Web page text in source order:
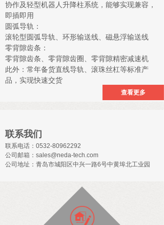
协作及轻型机器人升降柱系统，能够实现兼容，
即插即用
圆弧导轨：
滚轮型圆弧导轨、环形输送线、磁悬浮输送线
零背隙齿条：
零背隙齿条、零背隙齿圈、零背隙精密减速机
此外：常年备货直线导轨、滚珠丝杠等标准产
品，实现快速交货
查看更多
联系我们
联系电话：0532-80962292
公司邮箱：sales@neda-tech.com
公司地址：青岛市城阳区中兴一路6号中黄埠北工业园